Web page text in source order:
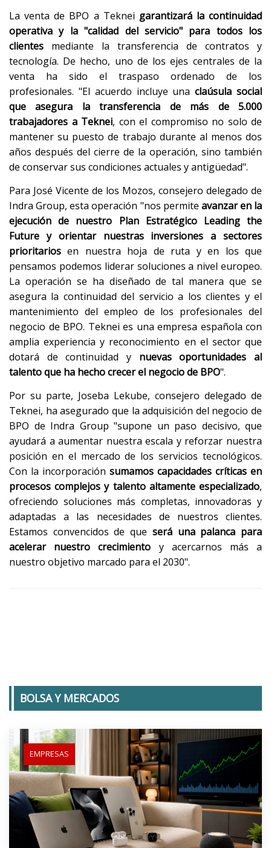
La venta de BPO a Teknei garantizará la continuidad
operativa y la "calidad del servicio" para todos los
clientes mediante la transferencia de contratos y
tecnología. De hecho, uno de los ejes centrales de la
venta ha sido el traspaso ordenado de los
profesionales. "El acuerdo incluye una claúsula social
que asegura la transferencia de más de 5.000
trabajadores a Teknei, con el compromiso no solo de
mantener su puesto de trabajo durante al menos dos
años después del cierre de la operación, sino también
de conservar sus condiciones actuales y antigüedad".
Para José Vicente de los Mozos, consejero delegado de
Indra Group, esta operación "nos permite avanzar en la
ejecución de nuestro Plan Estratégico Leading the
Future y orientar nuestras inversiones a sectores
prioritarios en nuestra hoja de ruta y en los que
pensamos podemos liderar soluciones a nivel europeo.
La operación se ha diseñado de tal manera que se
asegura la continuidad del servicio a los clientes y el
mantenimiento del empleo de los profesionales del
negocio de BPO. Teknei es una empresa española con
amplia experiencia y reconocimiento en el sector que
dotará de continuidad y nuevas oportunidades al
talento que ha hecho crecer el negocio de BPO".
Por su parte, Joseba Lekube, consejero delegado de
Teknei, ha asegurado que la adquisición del negocio de
BPO de Indra Group "supone un paso decisivo, que
ayudará a aumentar nuestra escala y reforzar nuestra
posición en el mercado de los servicios tecnológicos.
Con la incorporación sumamos capacidades críticas en
procesos complejos y talento altamente especializado,
ofreciendo soluciones más completas, innovadoras y
adaptadas a las necesidades de nuestros clientes.
Estamos convencidos de que será una palanca para
acelerar nuestro crecimiento y acercarnos más a
nuestro objetivo marcado para el 2030".
BOLSA Y MERCADOS
EMPRESAS